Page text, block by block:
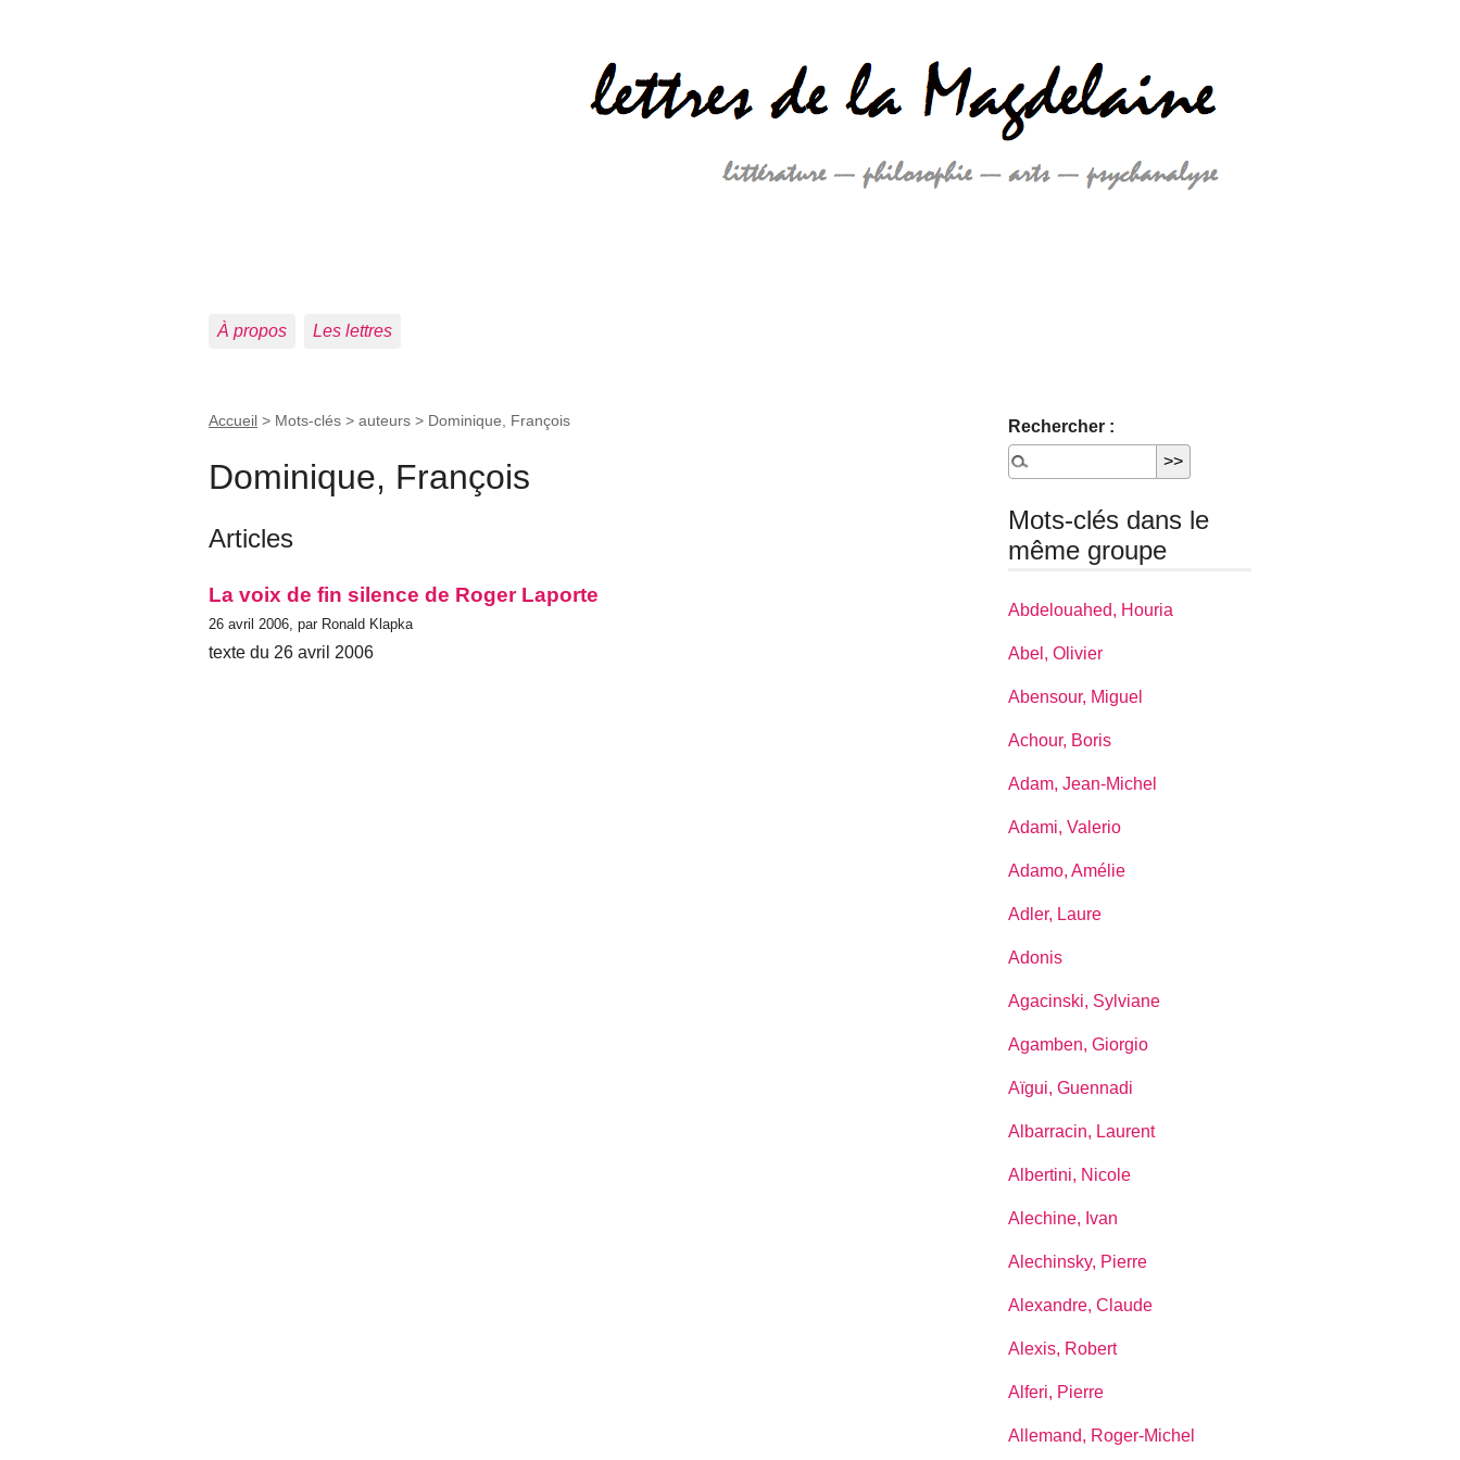
À propos Les lettres
Accueil > Mots-clés > auteurs > Dominique, François
Dominique, François
Articles
La voix de fin silence de Roger Laporte
26 avril 2006, par Ronald Klapka
texte du 26 avril 2006
Rechercher :
Mots-clés dans le
même groupe
Abdelouahed, Houria
Abel, Olivier
Abensour, Miguel
Achour, Boris
Adam, Jean-Michel
Adami, Valerio
Adamo, Amélie
Adler, Laure
Adonis
Agacinski, Sylviane
Agamben, Giorgio
Aïgui, Guennadi
Albarracin, Laurent
Albertini, Nicole
Alechine, Ivan
Alechinsky, Pierre
Alexandre, Claude
Alexis, Robert
Alferi, Pierre
Allemand, Roger-Michel